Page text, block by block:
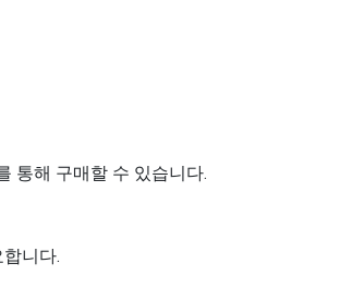
통해 구매할 수 있습니다.
니다.